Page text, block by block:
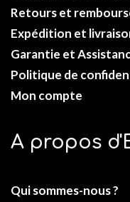
Retours et
Expédition et
Garantie et
Politique de
Mon compte
A propos
Qui sommes-nous ?